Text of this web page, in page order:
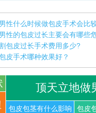
男性什么时候做包皮手术会比
男性的包皮过长主要会有哪些
包皮过长手术费用多少?
皮手术哪种效果好？
顶天立地做
包皮包茎有什么影响 包皮